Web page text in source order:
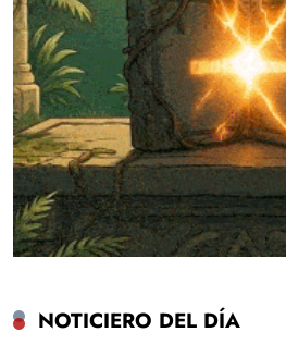
NOTICIERO DEL DÍA